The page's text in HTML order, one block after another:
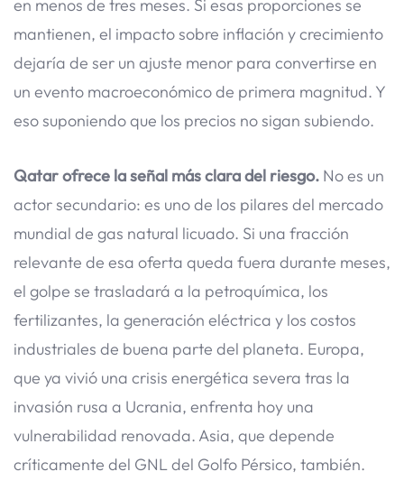
en menos de tres meses. Si esas proporciones se
mantienen, el impacto sobre inflación y crecimiento
dejaría de ser un ajuste menor para convertirse en
un evento macroeconómico de primera magnitud. Y
eso suponiendo que los precios no sigan subiendo.
Qatar ofrece la señal más clara del riesgo. No es un
actor secundario: es uno de los pilares del mercado
mundial de gas natural licuado. Si una fracción
relevante de esa oferta queda fuera durante meses,
el golpe se trasladará a la petroquímica, los
fertilizantes, la generación eléctrica y los costos
industriales de buena parte del planeta. Europa,
que ya vivió una crisis energética severa tras la
invasión rusa a Ucrania, enfrenta hoy una
vulnerabilidad renovada. Asia, que depende
críticamente del GNL del Golfo Pérsico, también.